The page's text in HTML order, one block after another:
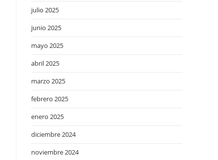
julio 2025
junio 2025
mayo 2025
abril 2025
marzo 2025
febrero 2025
enero 2025
diciembre 2024
noviembre 2024